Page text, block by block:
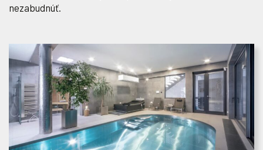
nezabudnúť.